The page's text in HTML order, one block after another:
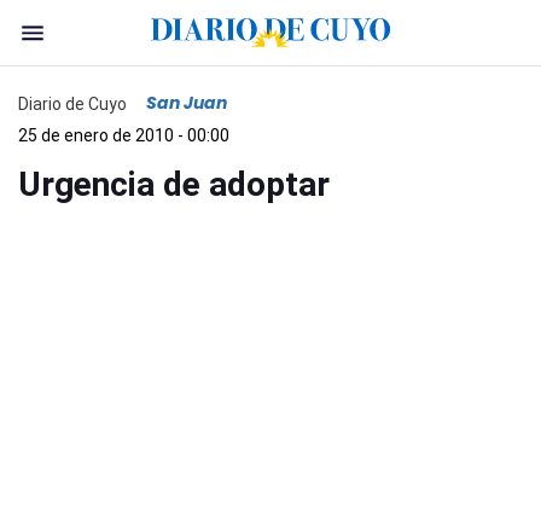
Diario de Cuyo San Juan
25 de enero de 2010 - 00:00
Urgencia de adoptar